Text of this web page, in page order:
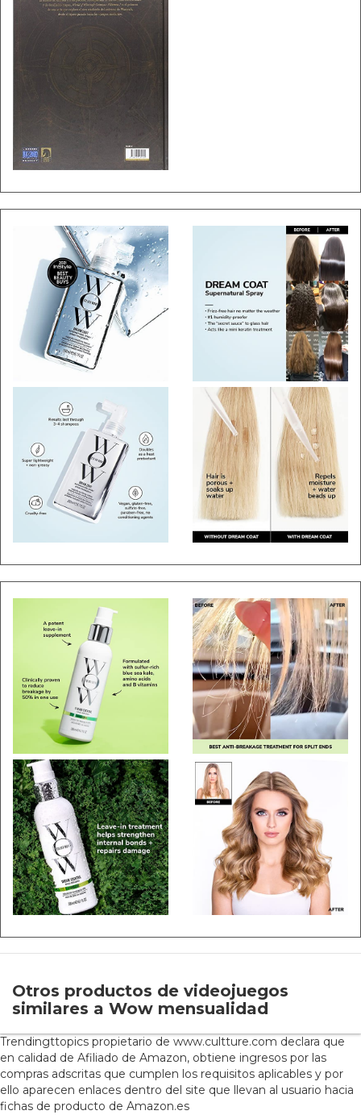
Otros productos de videojuegos
similares a Wow mensualidad
Trendingttopics propietario de www.cultture.com declara que
en calidad de Afiliado de Amazon, obtiene ingresos por las
compras adscritas que cumplen los requisitos aplicables y por
ello aparecen enlaces dentro del site que llevan al usuario hacia
fichas de producto de Amazon.es